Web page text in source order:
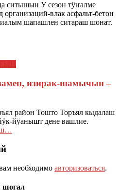
ситышын У сезон тӱҥалме
влак асфальт-бетон
шапашлен ситараш шонат.
изирак-шамычын –
район Тошто Торъял кыдалаш
йӱанышт дене вашлие.
необходимо авторизоваться.